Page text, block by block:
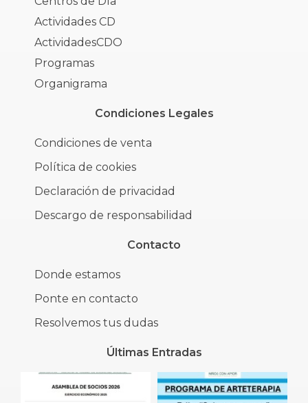
Actividades CD
ActividadesCDO
Programas
Organigrama
Condiciones Legales
Condiciones de venta
Política de cookies
Declaración de privacidad
Descargo de responsabilidad
Contacto
Donde estamos
Ponte en contacto
Resolvemos tus dudas
Últimas Entradas